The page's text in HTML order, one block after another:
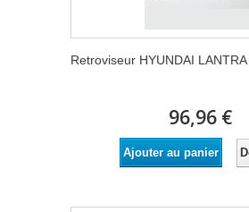
Retroviseur HYUNDAI LANTRA
96,96 €
Ajouter au panier